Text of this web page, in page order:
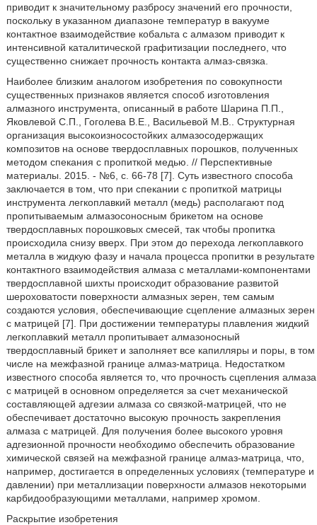
приводит к значительному разбросу значений его прочности,
поскольку в указанном диапазоне температур в вакууме
контактное взаимодействие кобальта с алмазом приводит к
интенсивной каталитической графитизации последнего, что
существенно снижает прочность контакта алмаз-связка.
Наиболее близким аналогом изобретения по совокупности
существенных признаков является способ изготовления
алмазного инструмента, описанный в работе Шарина П.П.,
Яковлевой С.П., Гоголева В.Е., Васильевой М.В.. Структурная
организация высокоизносостойких алмазосодержащих
композитов на основе твердосплавных порошков, полученных
методом спекания с пропиткой медью. // Перспективные
материалы. 2015. - №6, с. 66-78 [7]. Суть известного способа
заключается в том, что при спекании с пропиткой матрицы
инструмента легкоплавкий металл (медь) располагают под
пропитываемым алмазосоносным брикетом на основе
твердосплавных порошковых смесей, так чтобы пропитка
происходила снизу вверх. При этом до перехода легкоплавкого
металла в жидкую фазу и начала процесса пропитки в результате
контактного взаимодействия алмаза с металлами-компонентами
твердосплавной шихты происходит образование развитой
шероховатости поверхности алмазных зерен, тем самым
создаются условия, обеспечивающие сцепление алмазных зерен
с матрицей [7]. При достижении температуры плавления жидкий
легкоплавкий металл пропитывает алмазоносный
твердосплавный брикет и заполняет все капилляры и поры, в том
числе на межфазной границе алмаз-матрица. Недостатком
известного способа является то, что прочность сцепления алмаза
с матрицей в основном определяется за счет механической
составляющей адгезии алмаза со связкой-матрицей, что не
обеспечивает достаточно высокую прочность закрепления
алмаза с матрицей. Для получения более высокого уровня
адгезионной прочности необходимо обеспечить образование
химической связей на межфазной границе алмаз-матрица, что,
например, достигается в определенных условиях (температуре и
давлении) при металлизации поверхности алмазов некоторыми
карбидообразующими металлами, например хромом.
Раскрытие изобретения